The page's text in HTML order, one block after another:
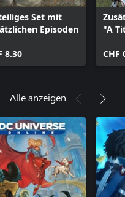
Set mit
Episoden
8.30
"A
CHF
Alle anzeigen